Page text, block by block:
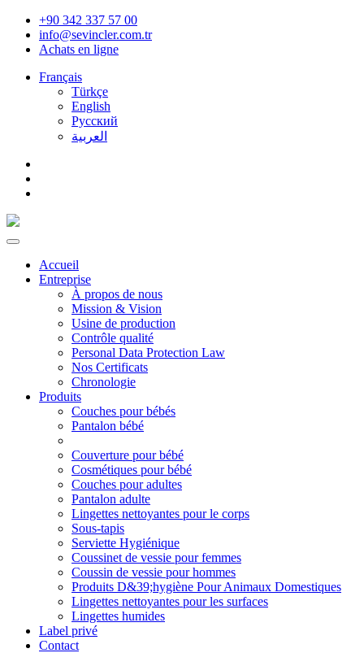
+90 342 337 57 00
info@sevincler.com.tr
Achats en ligne
Français
Türkçe
English
Pусский
العربية
Accueil
Entreprise
À propos de nous
Mission & Vision
Usine de production
Contrôle qualité
Personal Data Protection Law
Nos Certificats
Chronologie
Produits
Couches pour bébés
Pantalon bébé
Couverture pour bébé
Cosmétiques pour bébé
Couches pour adultes
Pantalon adulte
Lingettes nettoyantes pour le corps
Sous-tapis
Serviette Hygiénique
Coussinet de vessie pour femmes
Coussin de vessie pour hommes
Produits D&39;hygiène Pour Animaux Domestiques
Lingettes nettoyantes pour les surfaces
Lingettes humides
Label privé
Contact